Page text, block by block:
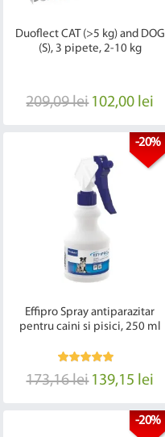
Duoflect CAT (>5 kg) and DOG
(S), 3 pipete, 2-10 kg
209,09 lei 102,00 lei
-20%
Effipro Spray antiparazitar
pentru caini si pisici, 250 ml
173,16 lei 139,15 lei
-20%